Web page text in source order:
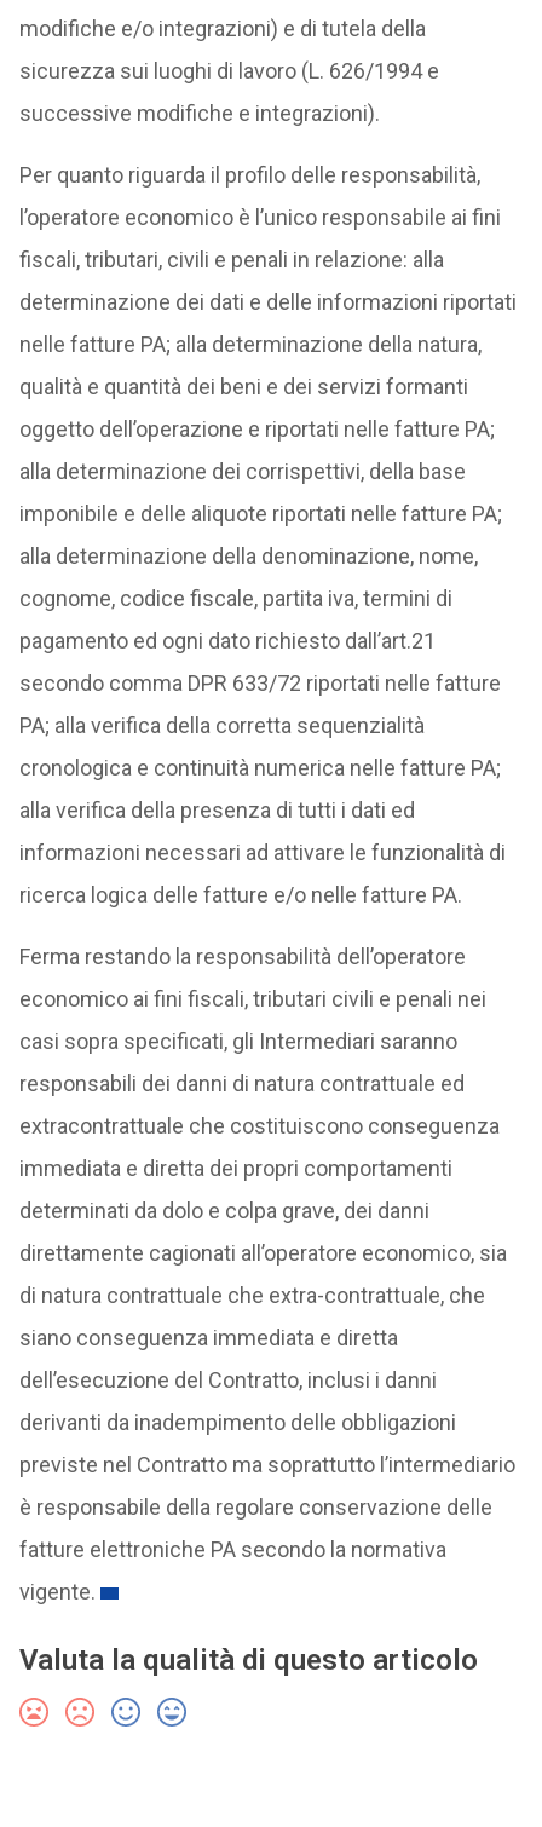
modifiche e/o integrazioni) e di tutela della
sicurezza sui luoghi di lavoro (L. 626/1994 e
successive modifiche e integrazioni).
Per quanto riguarda il profilo delle responsabilità,
l’operatore economico è l’unico responsabile ai fini
fiscali, tributari, civili e penali in relazione: alla
determinazione dei dati e delle informazioni riportati
nelle fatture PA; alla determinazione della natura,
qualità e quantità dei beni e dei servizi formanti
oggetto dell’operazione e riportati nelle fatture PA;
alla determinazione dei corrispettivi, della base
imponibile e delle aliquote riportati nelle fatture PA;
alla determinazione della denominazione, nome,
cognome, codice fiscale, partita iva, termini di
pagamento ed ogni dato richiesto dall’art.21
secondo comma DPR 633/72 riportati nelle fatture
PA; alla verifica della corretta sequenzialità
cronologica e continuità numerica nelle fatture PA;
alla verifica della presenza di tutti i dati ed
informazioni necessari ad attivare le funzionalità di
ricerca logica delle fatture e/o nelle fatture PA.
Ferma restando la responsabilità dell’operatore
economico ai fini fiscali, tributari civili e penali nei
casi sopra specificati, gli Intermediari saranno
responsabili dei danni di natura contrattuale ed
extracontrattuale che costituiscono conseguenza
immediata e diretta dei propri comportamenti
determinati da dolo e colpa grave, dei danni
direttamente cagionati all’operatore economico, sia
di natura contrattuale che extra-contrattuale, che
siano conseguenza immediata e diretta
dell’esecuzione del Contratto, inclusi i danni
derivanti da inadempimento delle obbligazioni
previste nel Contratto ma soprattutto l’intermediario
è responsabile della regolare conservazione delle
fatture elettroniche PA secondo la normativa
vigente.
Valuta la qualità di questo articolo